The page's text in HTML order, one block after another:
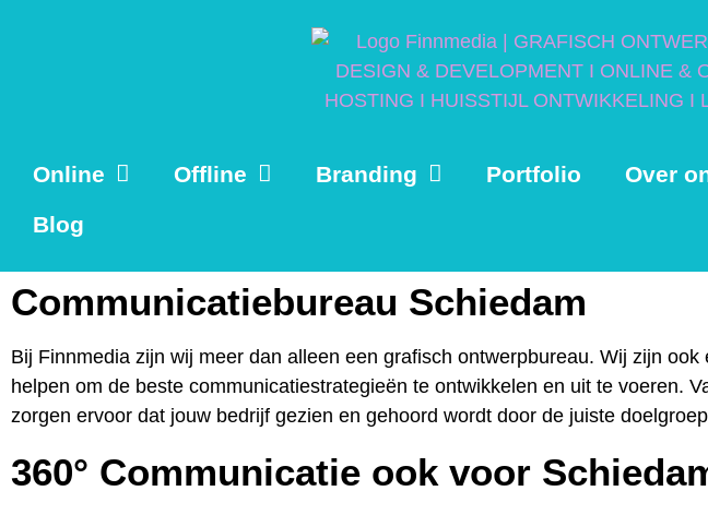
Online Offline Branding Portfolio Over
Blog
Communicatiebureau Schiedam
Bij Finnmedia zijn wij meer dan alleen een grafisch ontwerpbureau. Wij zijn
helpen om de beste communicatiestrategieën te ontwikkelen en uit te voeren.
zorgen ervoor dat jouw bedrijf gezien en gehoord wordt door de juiste
360° Communicatie ook voor